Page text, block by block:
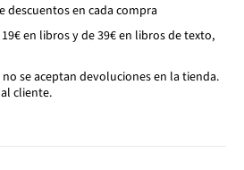
descuentos en cada compra
en libros y de 39€ en libros de texto,
se aceptan devoluciones en la tienda.
cliente.